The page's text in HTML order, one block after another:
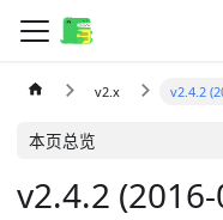
v2.x v2.4.2
本页总览
v2.4.2